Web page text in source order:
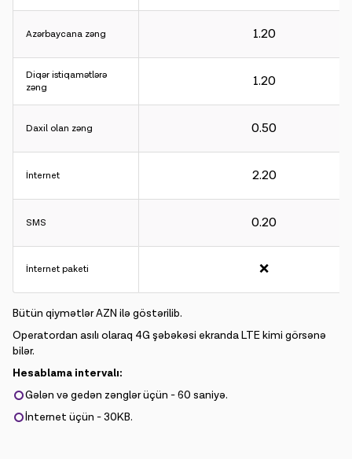
Hesablama intervalı:
Gələn və gedən zənglər üçün - 60 saniyə.
Azərbaycana zəng
Diqər istiqamətlərə
zəng
Daxil olan zəng
İnternet
SMS
İnternet paketi
1.20
1.20
0.50
2.20
0.20
❌
Bütün qiymətlər AZN ilə göstərilib.
Operatordan asılı olaraq 4G şəbəkəsi ekranda LTE kimi görsənə
bilər.
Hesablama intervalı:
Gələn və gedən zənglər üçün - 60 saniyə.
İnternet üçün - 30KB.